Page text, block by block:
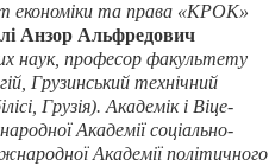
економіки та права «КРОК»
Анзор Альфредович
наук, професор факультету
Грузинський технічний
Грузія). Академік і Віце-
Академії соціально-
Академії політичного